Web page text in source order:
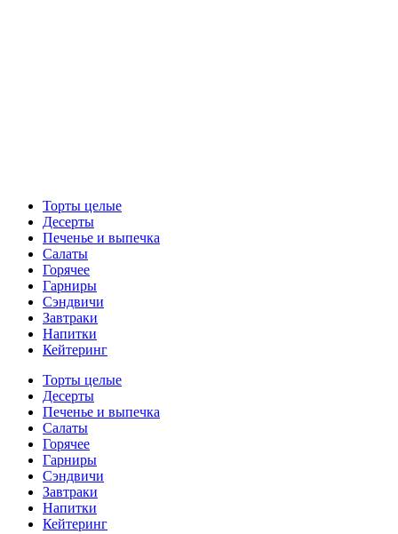
Торты целые
Десерты
Печенье и выпечка
Салаты
Горячее
Гарниры
Сэндвичи
Завтраки
Напитки
Кейтеринг
Торты целые
Десерты
Печенье и выпечка
Салаты
Горячее
Гарниры
Сэндвичи
Завтраки
Напитки
Кейтеринг